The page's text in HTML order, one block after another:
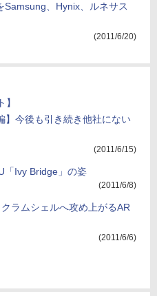
、Hynix、ルネサス
(2011/6/20)
】今後も引き続き他社にない
(2011/6/15)
「Ivy Bridge」の姿
(2011/6/8)
ラムシェルへ攻め上がるAR
(2011/6/6)